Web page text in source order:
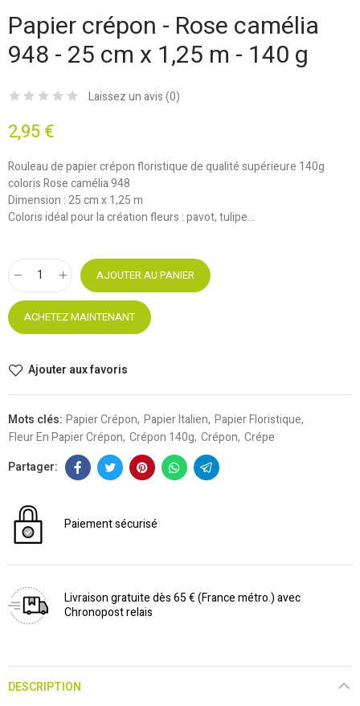
Papier crépon - Rose camélia
948 - 25 cm x 1,25 m - 140 g
Laissez un avis (0)
2,95 €
Rouleau de papier crépon floristique de qualité supérieure 140g
coloris Rose camélia 948
Dimension : 25 cm x 1,25 m
Coloris idéal pour la création fleurs : pavot, tulipe...
AJOUTER AU PANIER
ACHETEZ MAINTENANT
Ajouter aux favoris
Mots clés: Papier Crépon Papier Italien Papier Floristique
Fleur En Papier Crépon Crépon 140g Crépon Crépe
Paiement sécurisé
Livraison gratuite dès 65 € (France métro.) avec
Chronopost relais
DESCRIPTION